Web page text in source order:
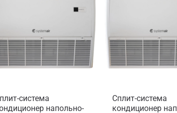
система
напольно-
Сплит-система
кондиционер